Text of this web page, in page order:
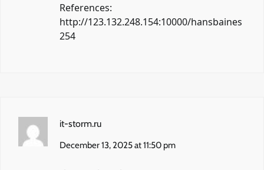
References:
http://123.132.248.154:10000/hansbaines
254
it-storm.ru
December 13, 2025 at 11:50 pm